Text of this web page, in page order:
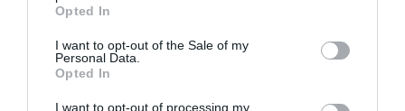
use your data for below specified purposes in below Google
consent section.
Opted In
I want to opt-out of the Sale of my
Personal Data.
Opted In
I want to opt-out of processing my
ülőhely érhető el. A két főváros között eddig nem
volt közvetlen járat. Az új kapcsolat több mint 10
ezer utas számára kínál egyszerűbb eljutást, akik